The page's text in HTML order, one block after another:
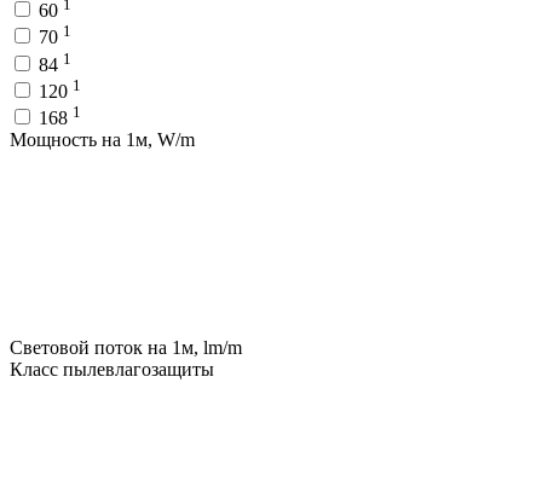
60 1
70 1
84 1
120 1
168 1
Мощность на 1м, W/m
Световой поток на 1м, lm/m
Класс пылевлагозащиты